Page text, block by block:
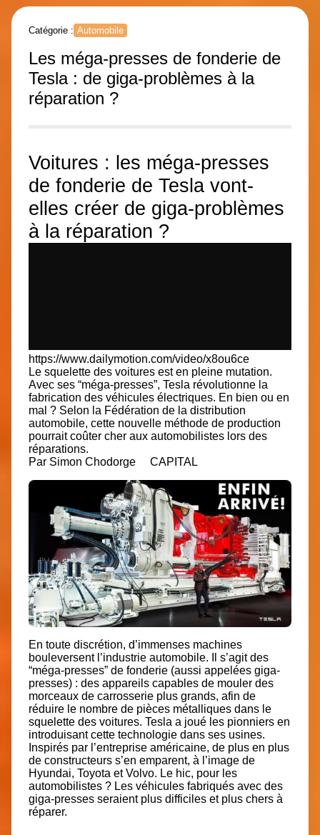
Catégorie : Automobile
Les méga-presses de fonderie de
Tesla : de giga-problèmes à la
réparation ?
Voitures : les méga-presses
de fonderie de Tesla vont-
elles créer de giga-problèmes
à la réparation ?
https://www.dailymotion.com/video/x8ou6ce
Le squelette des voitures est en pleine mutation.
Avec ses “méga-presses”, Tesla révolutionne la
fabrication des véhicules électriques. En bien ou en
mal ? Selon la Fédération de la distribution
automobile, cette nouvelle méthode de production
pourrait coûter cher aux automobilistes lors des
réparations.
Par Simon Chodorge CAPITAL
En toute discrétion, d’immenses machines
bouleversent l’industrie automobile. Il s’agit des
“méga-presses” de fonderie (aussi appelées giga-
presses) : des appareils capables de mouler des
morceaux de carrosserie plus grands, afin de
réduire le nombre de pièces métalliques dans le
squelette des voitures. Tesla a joué les pionniers en
introduisant cette technologie dans ses usines.
Inspirés par l’entreprise américaine, de plus en plus
de constructeurs s’en emparent, à l’image de
Hyundai, Toyota et Volvo. Le hic, pour les
automobilistes ? Les véhicules fabriqués avec des
giga-presses seraient plus difficiles et plus chers à
réparer.